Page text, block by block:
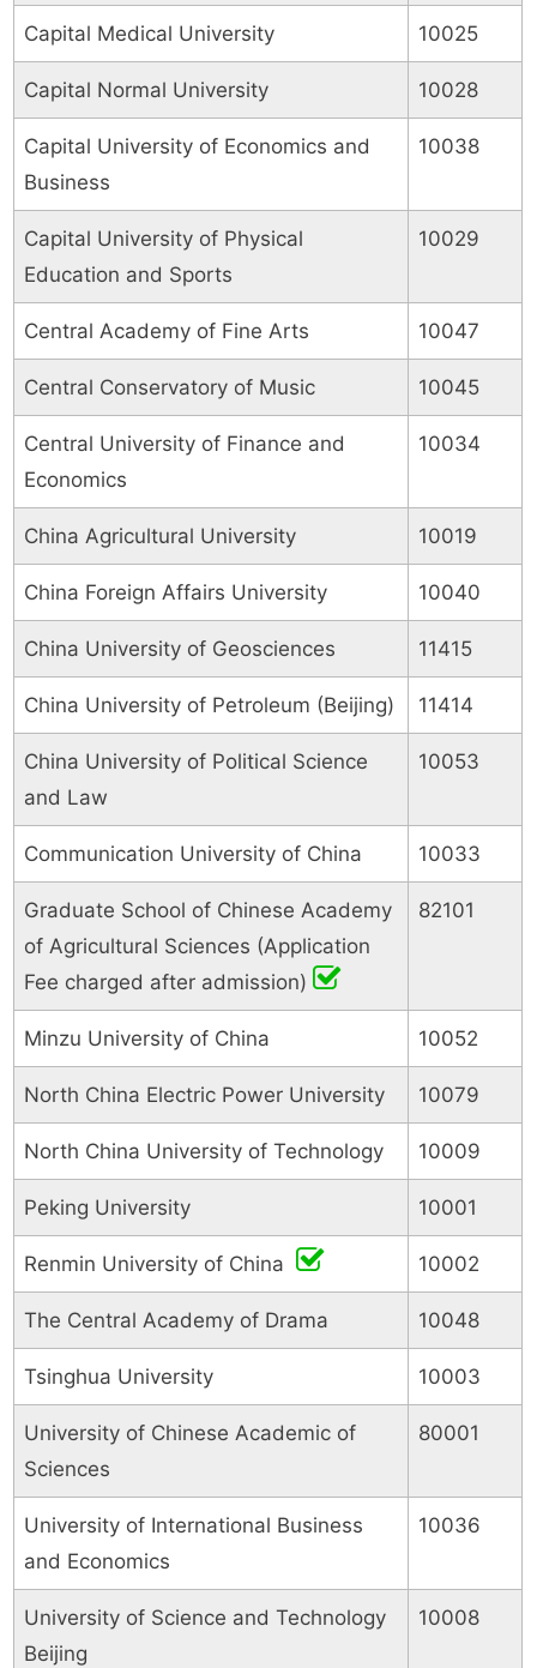
Capital Medical University 10025
Capital Normal University 10028
Capital University of Economics and
Business
10038
Capital University of Physical
Education and Sports
10029
Central Academy of Fine Arts 10047
Central Conservatory of Music 10045
Central University of Finance and
Economics
10034
China Agricultural University 10019
China Foreign Affairs University 10040
China University of Geosciences 11415
China University of Petroleum (Beijing) 11414
China University of Political Science
and Law
10053
Communication University of China 10033
Graduate School of Chinese Academy
of Agricultural Sciences (Application
Fee charged after admission)
82101
Minzu University of China 10052
North China Electric Power University 10079
North China University of Technology 10009
Peking University 10001
Renmin University of China 10002
The Central Academy of Drama 10048
Tsinghua University 10003
University of Chinese Academic of
Sciences
80001
University of International Business
and Economics
10036
University of Science and Technology
Beijing
10008